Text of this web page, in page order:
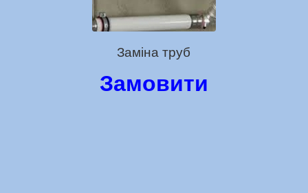
Заміна труб
Замовити